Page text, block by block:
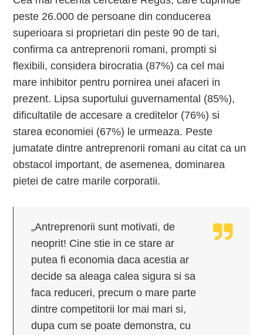
peste 26.000 de persoane din conducerea
superioara si proprietari din peste 90 de tari,
confirma ca antreprenorii romani, prompti si
flexibili, considera birocratia (87%) ca cel mai
mare inhibitor pentru pornirea unei afaceri in
prezent. Lipsa suportului guvernamental (85%),
dificultatile de accesare a creditelor (76%) si
starea economiei (67%) le urmeaza. Peste
jumatate dintre antreprenorii romani au citat ca un
obstacol important, de asemenea, dominarea
pietei de catre marile corporatii.
„Antreprenorii sunt motivati, de
neoprit! Cine stie in ce stare ar
putea fi economia daca acestia ar
decide sa aleaga calea sigura si sa
faca reduceri, precum o mare parte
dintre competitorii lor mai mari si,
dupa cum se poate demonstra, cu